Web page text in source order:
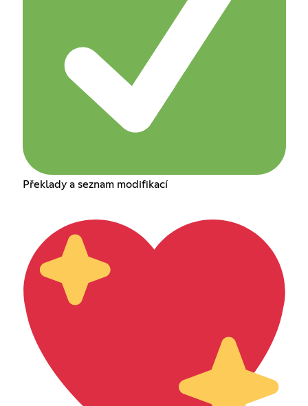
Překlady a seznam modifikací